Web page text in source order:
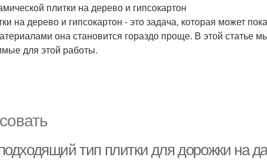
плитки на дерево и гипсокартон
на дерево и гипсокартон - это задача, которая может
она становится гораздо проще. В этой статье
для этой работы.
тип плитки для дорожки на